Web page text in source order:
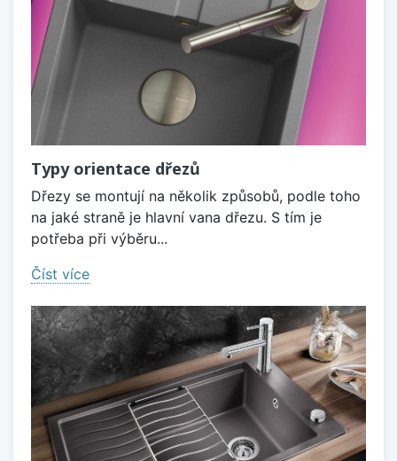
Typy orientace dřezů
Dřezy se montují na několik způsobů, podle toho
na jaké straně je hlavní vana dřezu. S tím je
potřeba při výběru...
Číst více